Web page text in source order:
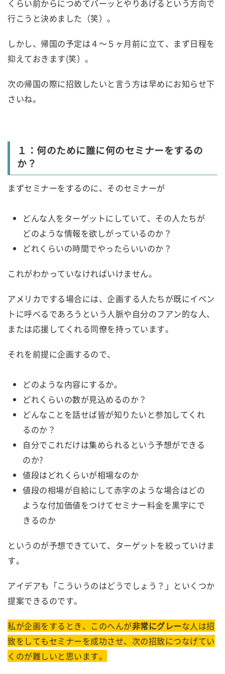
くらい前からにつめてバーッとやりあげるという方向で
行こうと決めました（笑）。
しかし、帰国の予定は４～５ヶ月前に立て、まず日程を
抑えておきます(笑）。
次の帰国の際に招致したいと言う方は早めにお知らせ下
さいね。
１：何のために誰に何のセミナーをするの
か？
まずセミナーをするのに、そのセミナーが
どんな人をターゲットにしていて、その人たちが
どのような情報を欲しがっているのか？
どれくらいの時間でやったらいいのか？
これがわかっていなければいけません。
アメリカでする場合には、企画する人たちが既にイベン
トに呼べるであろうという人脈や自分のフアン的な人、
または応援してくれる同僚を持っています。
それを前提に企画するので、
どのような内容にするか。
どれくらいの数が見込めるのか？
どんなことを話せば皆が知りたいと参加してくれ
るのか？
自分でこれだけは集められるという予想ができる
のか?
値段はどれくらいが相場なのか
値段の相場が自給にして赤字のような場合はどの
ような付加価値をつけてセミナー料金を黒字にで
きるのか
というのが予想できていて、ターゲットを絞っていけま
す。
アイデアも「こういうのはどうでしょう？」といくつか
提案できるのです。
私が企画をするとき、このへんが非常にグレーな人は招
致をしてもセミナーを成功させ、次の招致につなげてい
くのが難しいと思います。